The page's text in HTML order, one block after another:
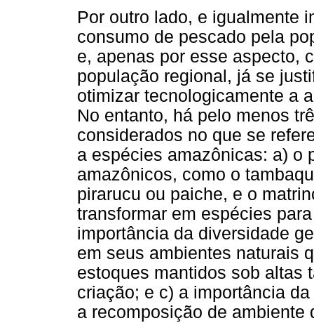
Por outro lado, e igualmente
consumo de pescado pela
e, apenas por esse aspecto,
população regional, já se
otimizar tecnologicamente a
No entanto, há pelo menos
considerados no que se
a espécies amazônicas: a) o
amazônicos, como o
pirarucu ou paiche, e o
transformar em espécies
importância da diversidade
em seus ambientes naturais
estoques mantidos sob altas
criação; e c) a importância
a recomposição de ambiente